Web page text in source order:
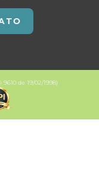
de 19/02/1998)